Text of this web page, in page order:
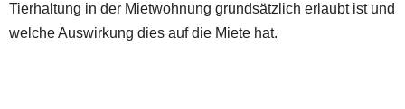
Tierhaltung in der Mietwohnung grundsätzlich erlaubt ist und
welche Auswirkung dies auf die Miete hat.